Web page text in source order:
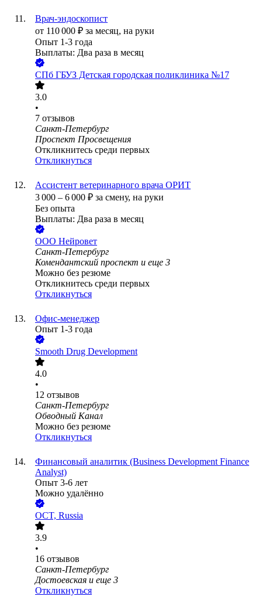
Врач-эндоскопист
от 110 000 ₽ за месяц, на руки
Опыт 1-3 года
Выплаты: Два раза в месяц
СПб ГБУЗ Детская городская поликлиника №17
3.0
•
7 отзывов
Санкт-Петербург
Проспект Просвещения
Откликнитесь среди первых
Откликнуться
Ассистент ветеринарного врача ОРИТ
3 000 – 6 000 ₽ за смену, на руки
Без опыта
Выплаты: Два раза в месяц
ООО Нейровет
Санкт-Петербург
Комендантский проспект и еще 3
Можно без резюме
Откликнитесь среди первых
Откликнуться
Офис-менеджер
Опыт 1-3 года
Smooth Drug Development
4.0
•
12 отзывов
Санкт-Петербург
Обводный Канал
Можно без резюме
Откликнуться
Финансовый аналитик (Business Development Finance
Analyst)
Опыт 3-6 лет
Можно удалённо
OCT, Russia
3.9
•
16 отзывов
Санкт-Петербург
Достоевская и еще 3
Откликнуться